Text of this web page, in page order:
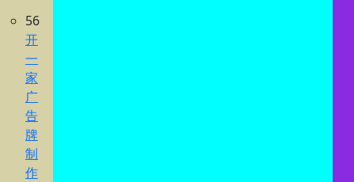
56
开
一
家
广
告
牌
制
作